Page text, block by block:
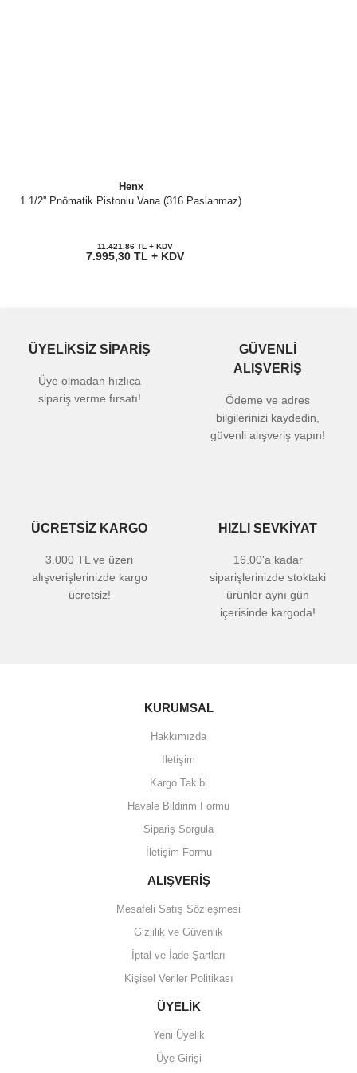
Henx
1 1/2'' Pnömatik Pistonlu Vana (316 Paslanmaz)
11.421,86 TL + KDV
7.995,30 TL + KDV
ÜYELİKSİZ SİPARİŞ
Üye olmadan hızlıca
sipariş verme fırsatı!
GÜVENLİ
ALIŞVERİŞ
Ödeme ve adres
bilgilerinizi kaydedin,
güvenli alışveriş yapın!
ÜCRETSİZ KARGO
3.000 TL ve üzeri
alışverişlerinizde kargo
ücretsiz!
HIZLI SEVKİYAT
16.00'a kadar
siparişlerinizde stoktaki
ürünler aynı gün
içerisinde kargoda!
KURUMSAL
Hakkımızda
İletişim
Kargo Takibi
Havale Bildirim Formu
Sipariş Sorgula
İletişim Formu
ALIŞVERİŞ
Mesafeli Satış Sözleşmesi
Gizlilik ve Güvenlik
İptal ve İade Şartları
Kişisel Veriler Politikası
ÜYELİK
Yeni Üyelik
Üye Girişi